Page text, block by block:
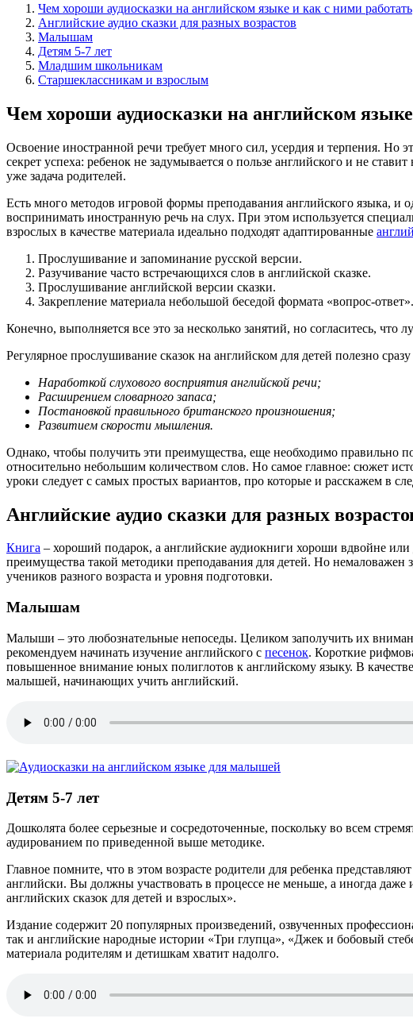
Чем хороши аудиосказки на английском языке и как с ними работать
Английские аудио сказки для разных возрастов
Малышам
Детям 5-7 лет
Младшим школьникам
Старшеклассникам и взрослым
Чем хороши аудиосказки на английском
Освоение иностранной речи требует много сил, усердия и терпения. Но
секрет успеха: ребенок не задумывается о пользе английского и не
уже задача родителей.
Есть много методов игровой формы преподавания английского языка, и
воспринимать иностранную речь на слух. При этом используется
взрослых в качестве материала идеально подходят адаптированные
Прослушивание и запоминание русской версии.
Разучивание часто встречающихся слов в английской сказке.
Прослушивание английской версии сказки.
Закрепление материала небольшой беседой формата «вопрос-ответ».
Конечно, выполняется все это за несколько занятий, но согласитесь,
Регулярное прослушивание сказок на английском для детей полезно
Наработкой слухового восприятия английской речи;
Расширением словарного запаса;
Постановкой правильного британского произношения;
Развитием скорости мышления.
Однако, чтобы получить эти преимущества, еще необходимо правильно
относительно небольшим количеством слов. Но самое главное: сюжет
уроки следует с самых простых вариантов, про которые и расскажем в
Английские аудио сказки для разных
Книга – хороший подарок, а английские аудиокниги хороши вдвойне
преимущества такой методики преподавания для детей. Но
учеников разного возраста и уровня подготовки.
Малышам
Малыши – это любознательные непоседы. Целиком заполучить их
рекомендуем начинать изучение английского с песенок. Короткие
повышенное внимание юных полиглотов к английскому языку. В
малышей, начинающих учить английский.
Детям 5-7 лет
Дошколята более серьезные и сосредоточенные, поскольку во всем
аудированием по приведенной выше методике.
Главное помните, что в этом возрасте родители для ребенка
английски. Вы должны участвовать в процессе не меньше, а иногда
английских сказок для детей и взрослых».
Издание содержит 20 популярных произведений, озвученных
так и английские народные истории «Три глупца», «Джек и бобовый
материала родителям и детишкам хватит надолго.